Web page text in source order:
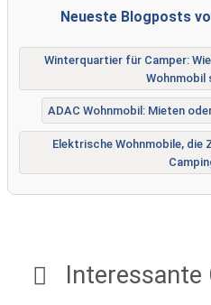
Interessante
Neueste Blogposts
Winterquartier für Camper:
Wohnmobil
ADAC Wohnmobil: Mieten
Elektrische Wohnmobile,